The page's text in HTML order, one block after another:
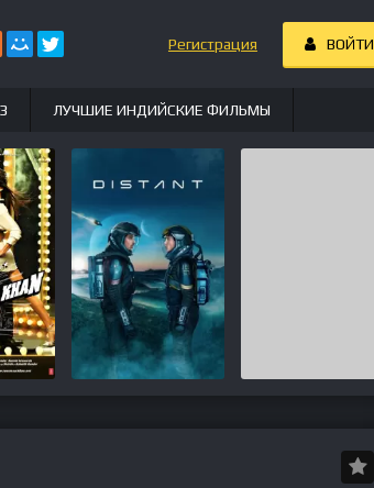
Регистрация ВОЙТИ
ЛУЧШИЕ ИНДИЙСКИЕ ФИЛЬМЫ